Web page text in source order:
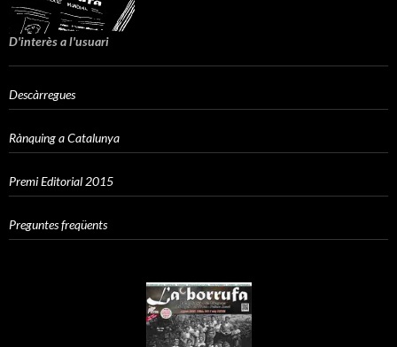
D'interès a l'usuari
Descàrregues
Rànquing a Catalunya
Premi Editorial 2015
Preguntes freqüents